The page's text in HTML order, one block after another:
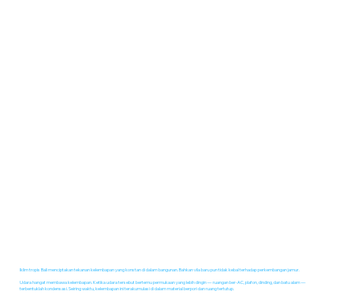
Iklim tropis Bali menciptakan tekanan kelembapan yang konstan di dalam bangunan. Bahkan vila baru pun tidak kebal terhadap perkembangan jamur.
Udara hangat membawa kelembapan. Ketika udara tersebut bertemu permukaan yang lebih dingin — ruangan ber-AC, plafon, dinding, dan batu alam —
terbentuklah kondensasi. Seiring waktu, kelembapan ini terakumulasi di dalam material berpori dan ruang tertutup.